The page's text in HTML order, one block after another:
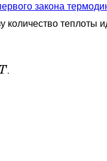
закона
количество теплоты